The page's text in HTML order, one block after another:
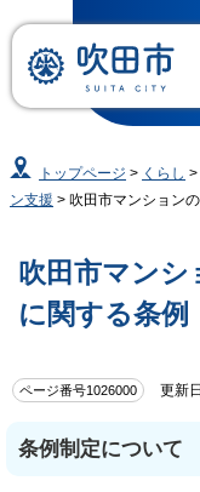
トップページ > くらし
ン支援 > 吹田市マンション
吹田市マンシ
に関する条例
ページ番号1026000 更新
条例制定について